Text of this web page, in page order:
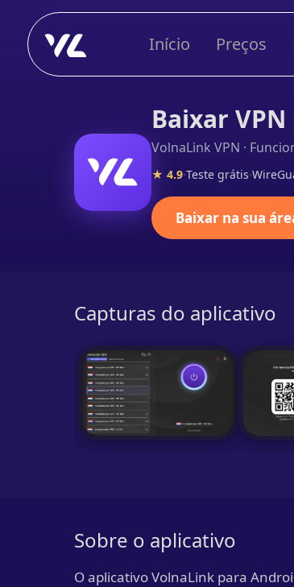
Início Preços
Baixar
VolnaLink VPN ·
★ 4.9·Teste grátis·
Baixar na sua
Capturas do aplicativo
Sobre o aplicativo
O aplicativo VolnaLink para